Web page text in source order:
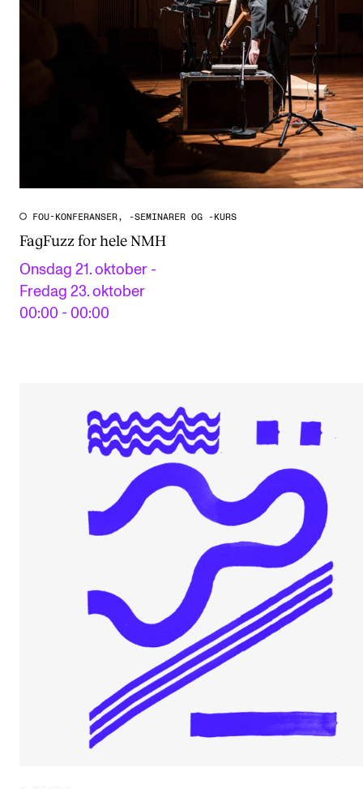
FOU-KONFERANSER, -SEMINARER OG -KURS
FagFuzz for hele NMH
Onsdag 21. oktober -
Fredag 23. oktober
00:00 - 00:00